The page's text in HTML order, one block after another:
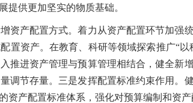
提供更加坚实的物质基础。
资产配置方式。着力从资产配置环节加强
置资产。在教育、科研等领域探索推广“
推进资产管理与预算管理相结合，健全新
调节存量。三是发挥配置标准约束作用。
产配置标准体系，强化对预算编制和资产